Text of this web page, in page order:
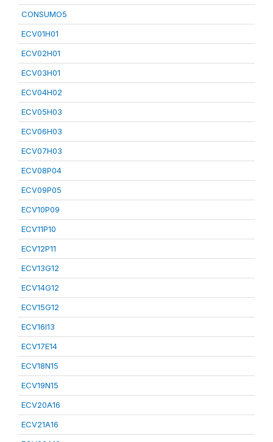
CONSUMO5
ECV01H01
ECV02H01
ECV03H01
ECV04H02
ECV05H03
ECV06H03
ECV07H03
ECV08P04
ECV09P05
ECV10P09
ECV11P10
ECV12P11
ECV13G12
ECV14G12
ECV15G12
ECV16I13
ECV17E14
ECV18N15
ECV19N15
ECV20A16
ECV21A16